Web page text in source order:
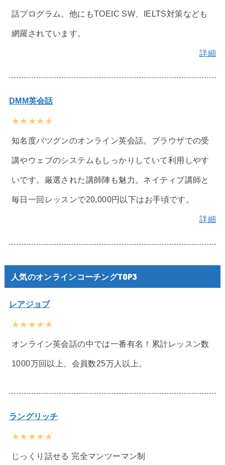
話プログラム。他にもTOEIC SW、IELTS対策なども
網羅されています。
詳細
DMM英会話
★★★★★
知名度バツグンのオンライン英会話。ブラウザでの受
講やウェブのシステムもしっかりしていて利用しやす
いです。厳選された講師陣も魅力。ネイティブ講師と
毎日一回レッスンで20,000円以下はお手頃です。
詳細
人気のオンラインコーチングTOP3
レアジョブ
★★★★★
オンライン英会話の中では一番有名！累計レッスン数
1000万回以上、会員数25万人以上。
ラングリッチ
★★★★★
じっくり話せる 完全マンツーマン制